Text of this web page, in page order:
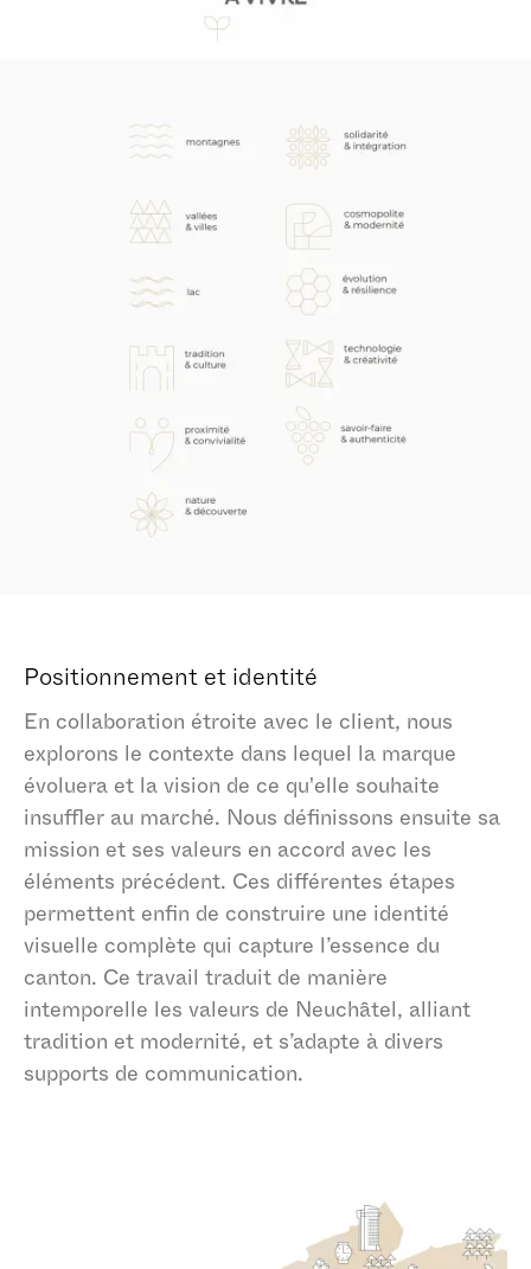
Positionnement et identité
En collaboration étroite avec le client, nous
explorons le contexte dans lequel la marque
évoluera et la vision de ce qu'elle souhaite
insuffler au marché. Nous définissons ensuite sa
mission et ses valeurs en accord avec les
éléments précédent. Ces différentes étapes
permettent enfin de construire une identité
visuelle complète qui capture l’essence du
canton. Ce travail traduit de manière
intemporelle les valeurs de Neuchâtel, alliant
tradition et modernité, et s’adapte à divers
supports de communication.